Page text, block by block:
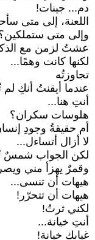
دم... جينات!
اللعنة، إلى متى
وإلى متى
عشتُ لزمن مع
لكنها كانت وهمًا...
تجاوزتُه
عندما أيقنتُ أنكِ لم
أنتِ هنا...
هلوسات سكران؟
أم حقيقةُ وجودِ
لا أزال أتساءل...
لكن الجواب شمسٌ
وقمرٌ يهزأ مني
هيهات أن تنسى...
هيهات أن تتحرّر!
لكني ثرتُ!
أنتِ خيانة...
غيابكِ خيانة!